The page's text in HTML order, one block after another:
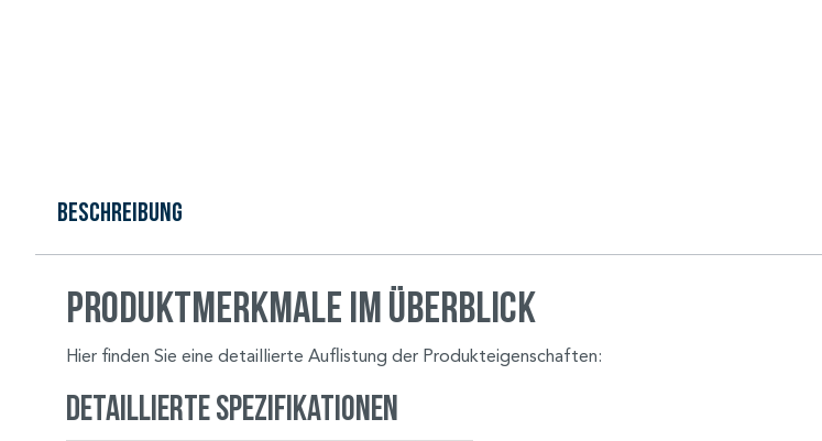
Beschreibung
Produktmerkmale im Überblick
Hier finden Sie eine detaillierte Auflistung der Produkteigenschaften:
Detaillierte Spezifikationen